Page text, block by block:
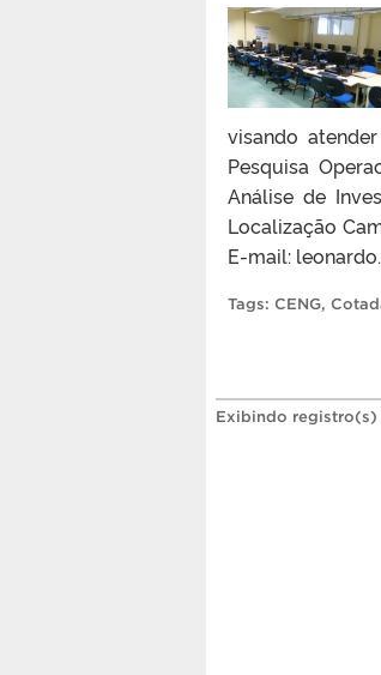
visando
Pesquisa
Análise de
Localização
E-mail:
Tags: CENG,
Exibindo registro(s)